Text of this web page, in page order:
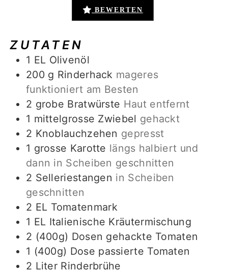
BEWERTEN
ZUTATEN
1 EL Olivenöl
200 g Rinderhack mageres
funktioniert am Besten
2 grobe Bratwürste Haut entfernt
1 mittelgrosse Zwiebel gehackt
2 Knoblauchzehen gepresst
1 grosse Karotte längs halbiert und
dann in Scheiben geschnitten
2 Selleriestangen in Scheiben
geschnitten
2 EL Tomatenmark
1 EL Italienische Kräutermischung
2 (400g) Dosen gehackte Tomaten
1 (400g) Dose passierte Tomaten
2 Liter Rinderbrühe